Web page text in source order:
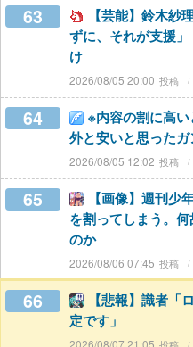
63
【芸能】鈴木紗
ずに、それが支援
け
2026/08/05 20:00
64
※内容の割に高
外と安いと思ったガ
2026/08/05 12:02
65
【画像】週刊
を割ってしまう。
のか
2026/08/06 07:45
66
【悲報】識者「
定です」
2026/08/07 21:05